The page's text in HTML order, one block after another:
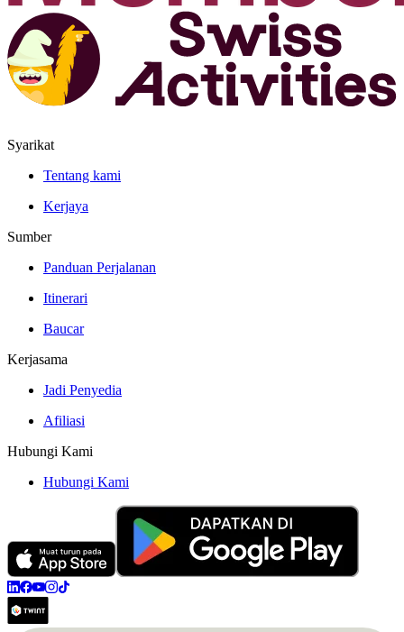
Syarikat
Tentang kami
Kerjaya
Sumber
Panduan Perjalanan
Itinerari
Baucar
Kerjasama
Jadi Penyedia
Afiliasi
Hubungi Kami
Hubungi Kami